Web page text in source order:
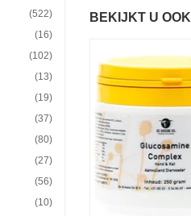
(522)
(16)
(102)
(13)
(19)
(37)
(80)
(27)
(56)
(10)
BEKIJKT U OOK